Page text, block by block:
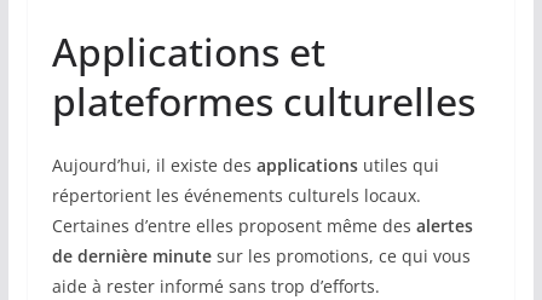
Applications et
plateformes culturelles
Aujourd’hui, il existe des applicationsutiles qui
répertorient les événements culturels locaux.
Certaines d’entre elles proposent même des alertes
de dernière minutesur les promotions, ce qui vous
aide à rester informé sans trop d’efforts.